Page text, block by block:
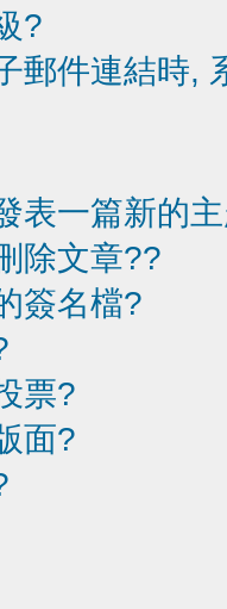
?
郵件連結時,
表一篇新的
除文章??
簽名檔?
票?
面?